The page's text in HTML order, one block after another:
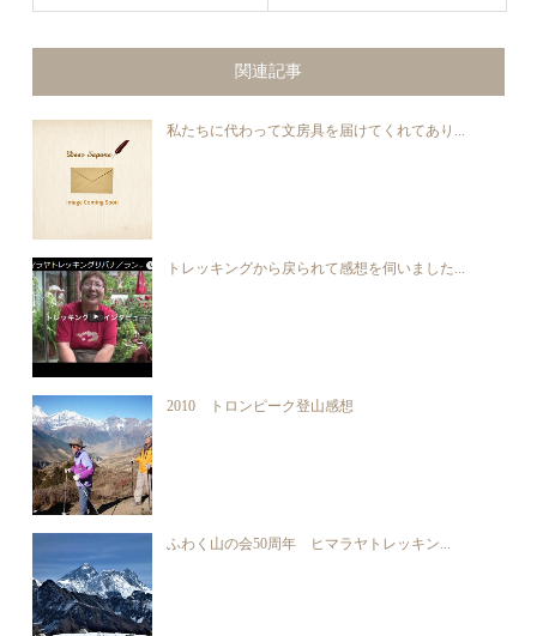
関連記事
私たちに代わって文房具を届けてくれてあり...
トレッキングから戻られて感想を伺いました...
2010 トロンピーク登山感想
ふわく山の会50周年 ヒマラヤトレッキン...